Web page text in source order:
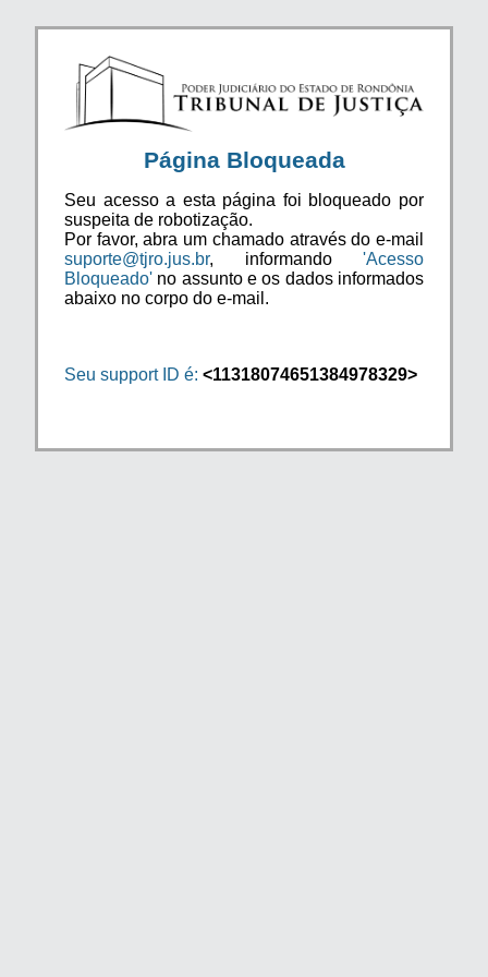
Página Bloqueada
Seu acesso a esta página foi bloqueado por
suspeita de robotização.
Por favor, abra um chamado através do e-mail
suporte@tjro.jus.br, informando 'Acesso
Bloqueado' no assunto e os dados informados
abaixo no corpo do e-mail.
Seu support ID é: <11318074651384978329>